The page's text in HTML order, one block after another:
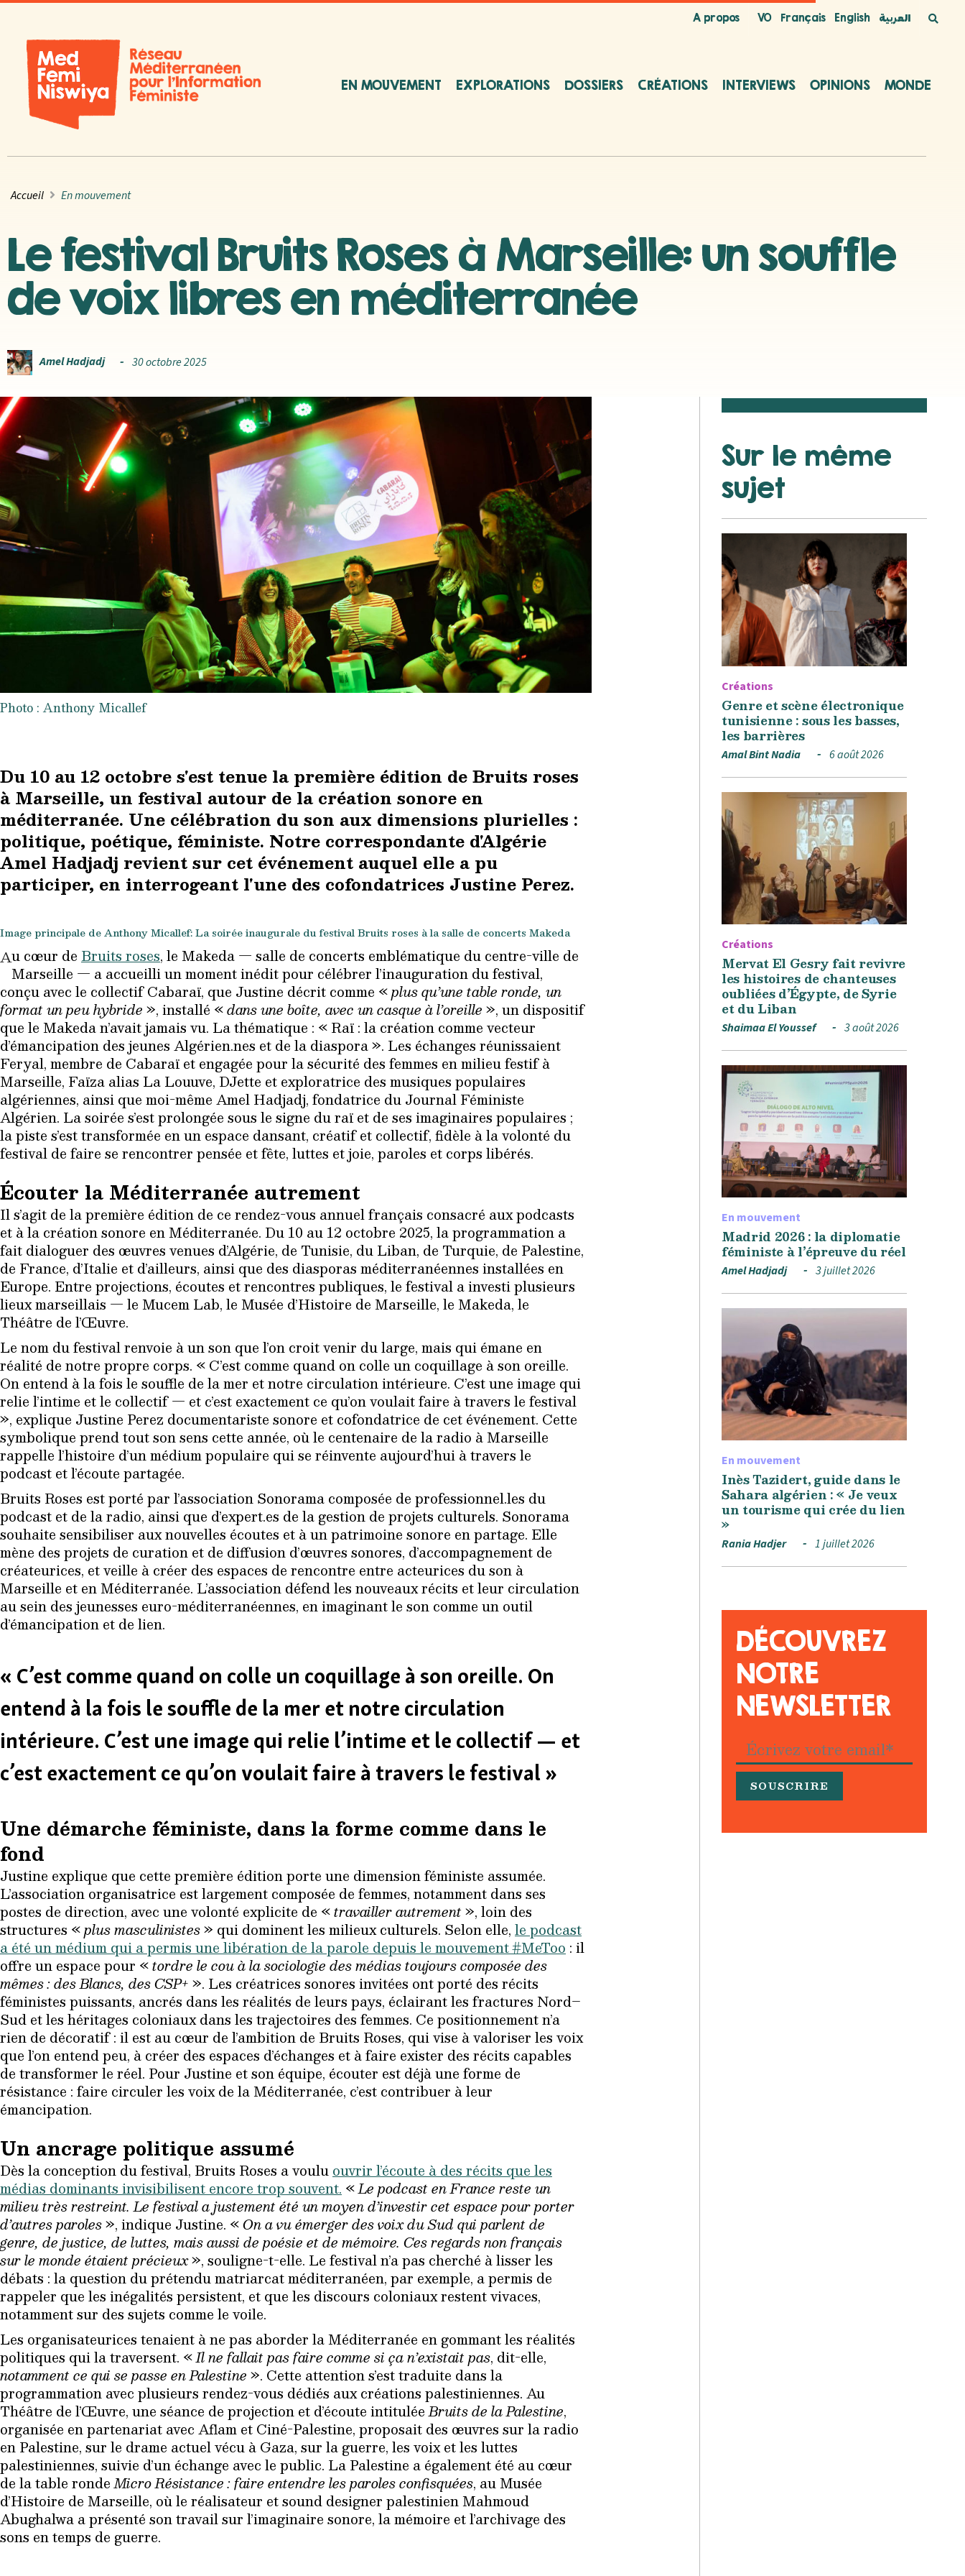
A propos VO Français English العربية
EN MOUVEMENT EXPLORATIONS DOSSIERS CRÉATIONS INTERVIEWS OPINIONS MONDE
Accueil En mouvement
Le festival Bruits Roses à Marseille: un souffle
de voix libres en méditerranée
Amel Hadjadj 30 octobre 2025
Photo : Anthony Micallef
Du 10 au 12 octobre s'est tenue la première édition de Bruits roses
à Marseille, un festival autour de la création sonore en
méditerranée. Une célébration du son aux dimensions plurielles :
politique, poétique, féministe. Notre correspondante d'Algérie
Amel Hadjadj revient sur cet événement auquel elle a pu
participer, en interrogeant l'une des cofondatrices Justine Perez.
Image principale de Anthony Micallef: La soirée inaugurale du festival Bruits roses à la salle de concerts Makeda
Au cœur deBruits roses, le Makeda — salle de concerts emblématique du centre-ville de
Marseille — a accueilli un moment inédit pour célébrer l’inauguration du festival,
conçu avec le collectif Cabaraï, que Justine décrit comme «plus qu’une table ronde, un
format un peu hybride», installé «dans une boîte, avec un casque à l’oreille», un dispositif
que le Makeda n’avait jamais vu. La thématique : « Raï : la création comme vecteur
d’émancipation des jeunes Algérien.nes et de la diaspora ». Les échanges réunissaient
Feryal, membre de Cabaraï et engagée pour la sécurité des femmes en milieu festif à
Marseille, Faïza alias La Louuve, DJette et exploratrice des musiques populaires
algériennes, ainsi que moi-même Amel Hadjadj, fondatrice du Journal Féministe
Algérien. La soirée s’est prolongée sous le signe du raï et de ses imaginaires populaires ;
la piste s’est transformée en un espace dansant, créatif et collectif, fidèle à la volonté du
festival de faire se rencontrer pensée et fête, luttes et joie, paroles et corps libérés.
Écouter la Méditerranée autrement
Il s’agit de la première édition de ce rendez-vous annuel français consacré aux podcasts
et à la création sonore en Méditerranée. Du 10 au 12 octobre 2025, la programmation a
fait dialoguer des œuvres venues d’Algérie, de Tunisie, du Liban, de Turquie, de Palestine,
de France, d’Italie et d’ailleurs, ainsi que des diasporas méditerranéennes installées en
Europe. Entre projections, écoutes et rencontres publiques, le festival a investi plusieurs
lieux marseillais — le Mucem Lab, le Musée d’Histoire de Marseille, le Makeda, le
Théâtre de l’Œuvre.
Le nom du festival renvoie à un son que l’on croit venir du large, mais qui émane en
réalité de notre propre corps. « C’est comme quand on colle un coquillage à son oreille.
On entend à la fois le souffle de la mer et notre circulation intérieure. C’est une image qui
relie l’intime et le collectif — et c’est exactement ce qu’on voulait faire à travers le festival
», explique Justine Perez documentariste sonore et cofondatrice de cet événement. Cette
symbolique prend tout son sens cette année, où le centenaire de la radio à Marseille
rappelle l’histoire d’un médium populaire qui se réinvente aujourd’hui à travers le
podcast et l’écoute partagée.
Bruits Roses est porté par l’association Sonorama composée de professionnel.les du
podcast et de la radio, ainsi que d’expert.es de la gestion de projets culturels. Sonorama
souhaite sensibiliser aux nouvelles écoutes et à un patrimoine sonore en partage. Elle
mène des projets de curation et de diffusion d’œuvres sonores, d’accompagnement de
créateurices, et veille à créer des espaces de rencontre entre acteurices du son à
Marseille et en Méditerranée. L’association défend les nouveaux récits et leur circulation
au sein des jeunesses euro-méditerranéennes, en imaginant le son comme un outil
d’émancipation et de lien.
« C’est comme quand on colle un coquillage à son oreille. On
entend à la fois le souffle de la mer et notre circulation
intérieure. C’est une image qui relie l’intime et le collectif — et
c’est exactement ce qu’on voulait faire à travers le festival »
Une démarche féministe, dans la forme comme dans le
fond
Justine explique que cette première édition porte une dimension féministe assumée.
L’association organisatrice est largement composée de femmes, notamment dans ses
postes de direction, avec une volonté explicite de «travailler autrement», loin des
structures «plus masculinistes» qui dominent les milieux culturels. Selon elle,le podcast
a été un médium qui a permis une libération de la parole depuis le mouvement #MeToo: il
offre un espace pour «tordre le cou à la sociologie des médias toujours composée des
mêmes : des Blancs, des CSP+». Les créatrices sonores invitées ont porté des récits
féministes puissants, ancrés dans les réalités de leurs pays, éclairant les fractures Nord–
Sud et les héritages coloniaux dans les trajectoires des femmes. Ce positionnement n’a
rien de décoratif : il est au cœur de l’ambition de Bruits Roses, qui vise à valoriser les voix
que l’on entend peu, à créer des espaces d’échanges et à faire exister des récits capables
de transformer le réel. Pour Justine et son équipe, écouter est déjà une forme de
résistance : faire circuler les voix de la Méditerranée, c’est contribuer à leur
émancipation.
Un ancrage politique assumé
Dès la conception du festival, Bruits Roses a vouluouvrir l’écoute à des récits que les
médias dominants invisibilisent encore trop souvent.«Le podcast en France reste un
milieu très restreint. Le festival a justement été un moyen d’investir cet espace pour porter
d’autres paroles», indique Justine. «On a vu émerger des voix du Sud qui parlent de
genre, de justice, de luttes, mais aussi de poésie et de mémoire. Ces regards non français
sur le monde étaient précieux», souligne-t-elle. Le festival n’a pas cherché à lisser les
débats : la question du prétendu matriarcat méditerranéen, par exemple, a permis de
rappeler que les inégalités persistent, et que les discours coloniaux restent vivaces,
notamment sur des sujets comme le voile.
Les organisateurices tenaient à ne pas aborder la Méditerranée en gommant les réalités
politiques qui la traversent. «Il ne fallait pas faire comme si ça n’existait pas, dit-elle,
notamment ce qui se passe en Palestine». Cette attention s’est traduite dans la
programmation avec plusieurs rendez-vous dédiés aux créations palestiniennes. Au
Théâtre de l’Œuvre, une séance de projection et d’écoute intituléeBruits de la Palestine,
organisée en partenariat avec Aflam et Ciné-Palestine, proposait des œuvres sur la radio
en Palestine, sur le drame actuel vécu à Gaza, sur la guerre, les voix et les luttes
palestiniennes, suivie d’un échange avec le public. La Palestine a également été au cœur
de la table rondeMicro Résistance : faire entendre les paroles confisquées, au Musée
d’Histoire de Marseille, où le réalisateur et sound designer palestinien Mahmoud
Abughalwa a présenté son travail sur l’imaginaire sonore, la mémoire et l’archivage des
sons en temps de guerre.
Sur le même
sujet
Créations
Genre et scène électronique
tunisienne : sous les basses,
les barrières
Amal Bint Nadia 6 août 2026
Créations
Mervat El Gesry fait revivre
les histoires de chanteuses
oubliées d’Égypte, de Syrie
et du Liban
Shaimaa El Youssef 3 août 2026
En mouvement
Madrid 2026 : la diplomatie
féministe à l’épreuve du réel
Amel Hadjadj 3 juillet 2026
En mouvement
Inès Tazidert, guide dans le
Sahara algérien : « Je veux
un tourisme qui crée du lien
»
Rania Hadjer 1 juillet 2026
DÉCOUVREZ
NOTRE
NEWSLETTER